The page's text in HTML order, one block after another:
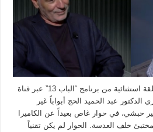
عادل سميا – اوائل نيوز في حلقة استثنائية من برنامج “الباب 13” عبر قناة
الدكتور عبد الحميد الحج أبواباً غير
حبشي، في حوار غاص بعيداً عن الكاميرا
خلف العدسة. الحوار لم يكن تقنياً